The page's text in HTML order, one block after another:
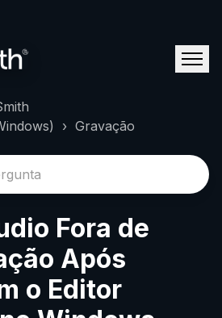
Gravação
Fora de
Após
o Editor